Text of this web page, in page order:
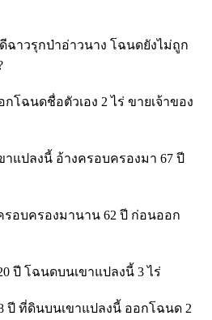
าวรุกป่าอ่าวนาง โฉนดยังไม่ถูก
กโฉนดชื่อตัวเอง 2 ไร่ ขายเจ้าของ
าแปลงนี้ อ้างครอบครองมา 67 ปี
รอบครองมานาน 62 ปี ก่อนออก
ปี โฉนดบนเขาแปลงนี้ 3 ไร่
ปี ที่ดินบนเขาแปลงนี้ ออกโฉนด 2